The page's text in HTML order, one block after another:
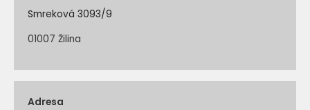
Smreková 3093/9
01007 Žilina
Adresa